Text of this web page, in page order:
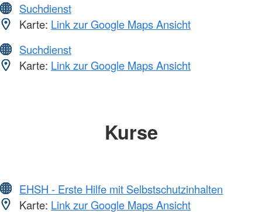
Suchdienst
Karte: Link zur Google Maps Ansicht
Suchdienst
Karte: Link zur Google Maps Ansicht
Kurse
EHSH - Erste Hilfe mit Selbstschutzinhalten
Karte: Link zur Google Maps Ansicht